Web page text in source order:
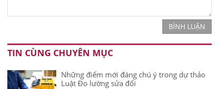
BÌNH LUẬN
TIN CÙNG CHUYÊN MỤC
Những điểm mới đáng chú ý trong dự thảo
Luật Đo lường sửa đổi